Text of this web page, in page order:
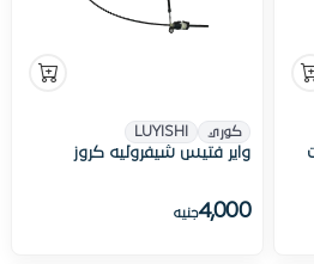
كوري LUYISHI
واير فتيس شيفروليه كروز
4,000جنيه